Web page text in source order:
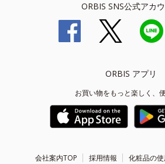
ORBIS SNS公式アカ
ORBIS アプリ
お買い物をもっと楽しく、
会社案内TOP 採用情報
化粧品の